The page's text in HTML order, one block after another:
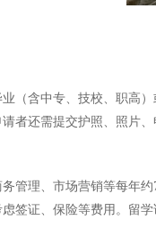
（含中专、技校、职高
者还需提交护照、照片
管理、市场营销等每年
签证、保险等费用。留